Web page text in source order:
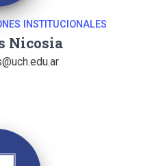
INSTITUCIONALES
Nicosia